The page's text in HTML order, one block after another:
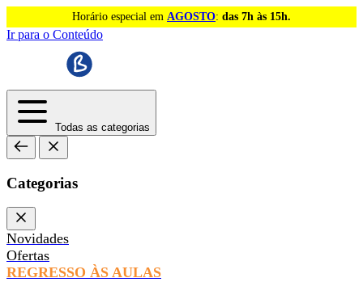
Horário especial em AGOSTO: das 7h às 15h.
Ir para o Conteúdo
Todas as categorias
Categorias
Novidades
Ofertas
REGRESSO ÀS AULAS